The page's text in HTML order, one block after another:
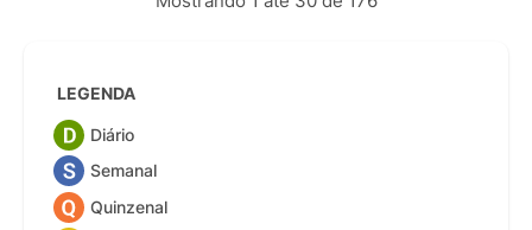
LEGENDA
Diário
Semanal
Quinzenal